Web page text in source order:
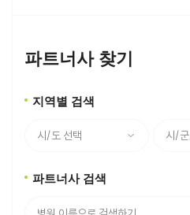
파트너사 찾기
지역별 검색
파트너사 검색